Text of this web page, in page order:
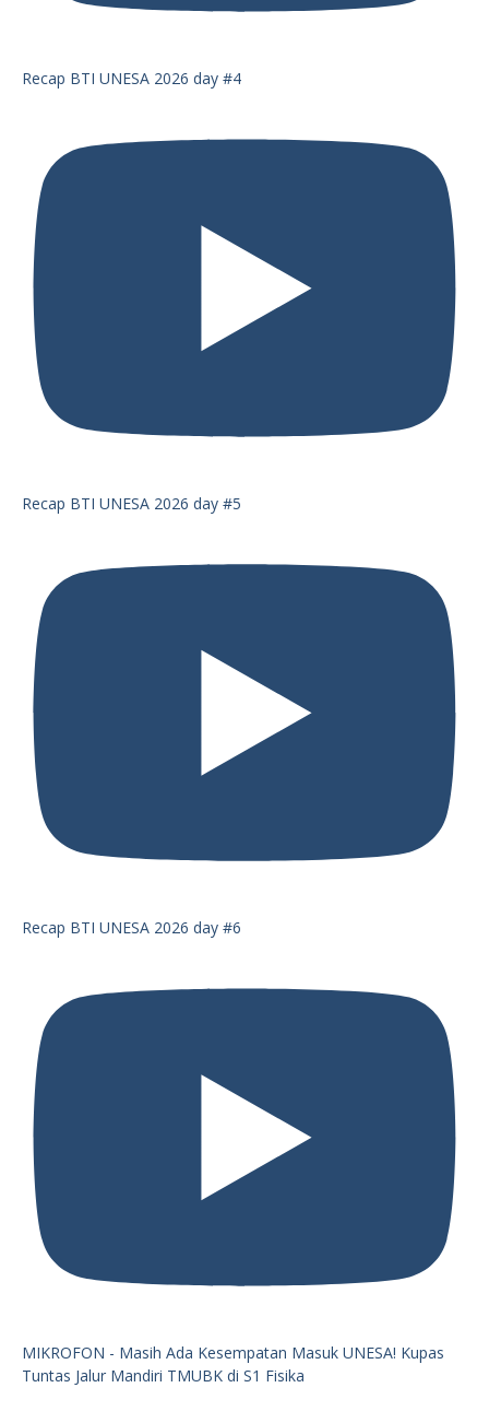
Recap BTI UNESA 2026 day #4
Recap BTI UNESA 2026 day #5
Recap BTI UNESA 2026 day #6
MIKROFON - Masih Ada Kesempatan Masuk UNESA! Kupas
Tuntas Jalur Mandiri TMUBK di S1 Fisika